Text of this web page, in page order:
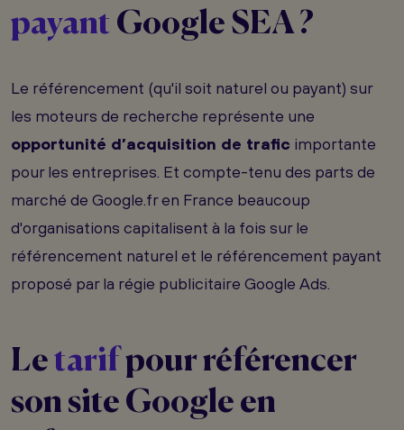
payant Google SEA ?
Le référencement (qu'il soit naturel ou payant) sur
les moteurs de recherche représente une
opportunité d’acquisition de trafic importante
pour les entreprises. Et compte-tenu des parts de
marché de Google.fr en France beaucoup
d'organisations capitalisent à la fois sur le
référencement naturel et le référencement payant
proposé par la régie publicitaire Google Ads.
Letarifpour référencer
son site Google en